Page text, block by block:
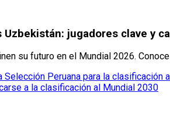
jugadores clave y
su futuro en el Mundial 2026.
Peruana para la clasificación
a la clasificación al Mundial 2030